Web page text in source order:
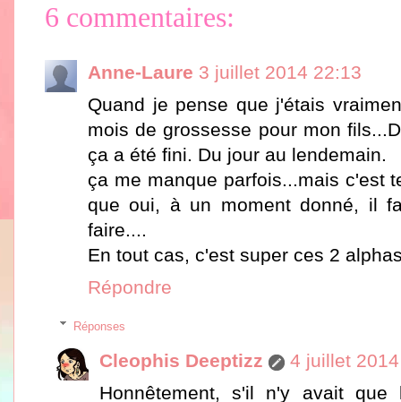
6 commentaires:
Anne-Laure 3 juillet 2014 22:13
Quand je pense que j'étais
mois de grossesse pour mon
ça a été fini. Du jour au lendemain.
ça me manque parfois...mais c'est
que oui, à un moment donné, il
faire....
En tout cas, c'est super ces 2
Répondre
Réponses
Cleophis Deeptizz
4 juillet
Honnêtement, s'il n'y avait